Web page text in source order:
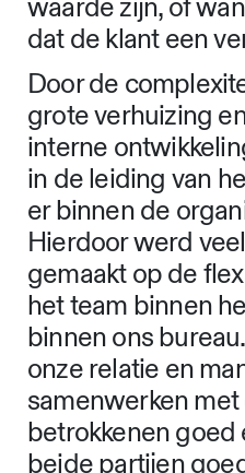
kritisch blijven.
verzoeken van de
daarbij zomaar
uitgewerkt. We
vragen terug en
positie wanneer
zijn dat onze
waarde zijn, of
dat de klant een
Door de
grote verhuizing
interne
in de leiding van
er binnen de